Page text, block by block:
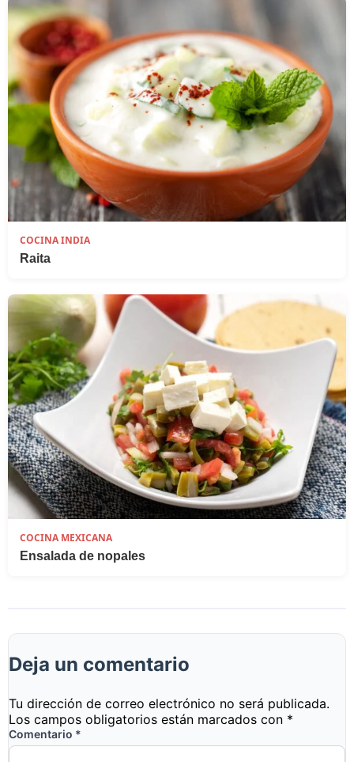
COCINA INDIA
Raita
COCINA MEXICANA
Ensalada de nopales
Deja un comentario
Tu dirección de correo electrónico no será publicada.
Los campos obligatorios están marcados con *
Comentario *